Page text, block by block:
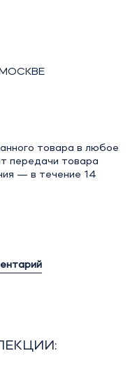
товара в любое
передачи товара
— в течение 14